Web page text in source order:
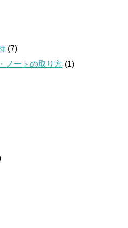
(7)
ノートの取り方 (1)